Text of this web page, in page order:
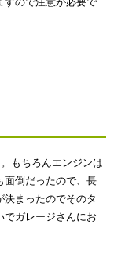
もちろんエンジンは
面倒だったので、長
まったのでそのタ
でガレージさんにお